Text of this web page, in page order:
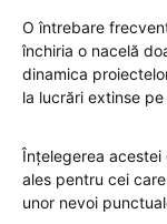
O întrebare
închiria o nacelă
dinamica
la lucrări extinse
Înțelegerea
ales pentru cei
unor nevoi